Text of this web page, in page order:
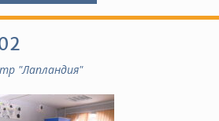
"Лапландия"